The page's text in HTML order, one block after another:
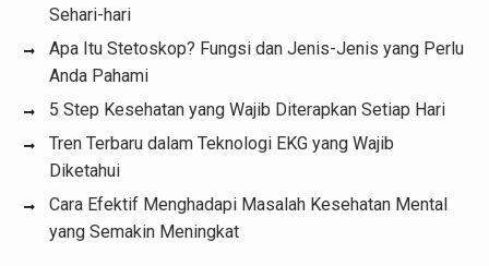
Sehari-hari
Apa Itu Stetoskop? Fungsi dan Jenis-Jenis yang Perlu
Anda Pahami
5 Step Kesehatan yang Wajib Diterapkan Setiap Hari
Tren Terbaru dalam Teknologi EKG yang Wajib
Diketahui
Cara Efektif Menghadapi Masalah Kesehatan Mental
yang Semakin Meningkat